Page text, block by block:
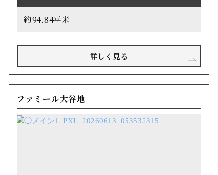
約94.84平米
詳しく見る
ファミール大谷地